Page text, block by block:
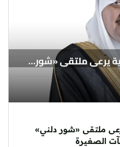
ملتقى «شور دلني»
الصغيرة